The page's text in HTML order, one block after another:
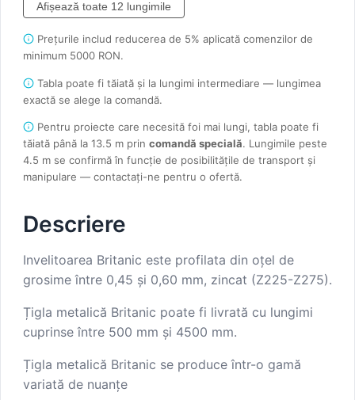
Afișează toate 12 lungimile
Prețurile includ reducerea de 5% aplicată comenzilor de
minimum 5000 RON.
Tabla poate fi tăiată și la lungimi intermediare — lungimea
exactă se alege la comandă.
Pentru proiecte care necesită foi mai lungi, tabla poate fi
tăiată până la 13.5 m prin comandă specială. Lungimile peste
4.5 m se confirmă în funcție de posibilitățile de transport și
manipulare — contactați-ne pentru o ofertă.
Descriere
Invelitoarea Britanic este profilata din oțel de
grosime între 0,45 și 0,60 mm, zincat (Z225-Z275).
Țigla metalică Britanic poate fi livrată cu lungimi
cuprinse între 500 mm și 4500 mm.
Țigla metalică Britanic se produce într-o gamă
variată de nuanțe